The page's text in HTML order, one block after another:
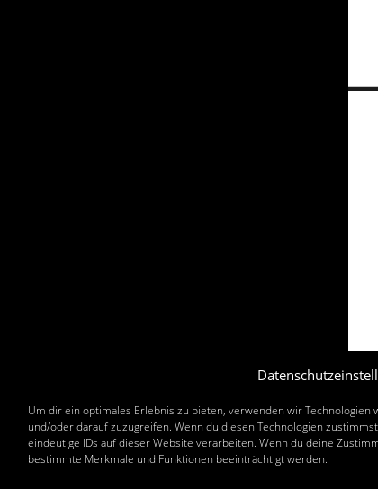
Um dir ein optimales Erlebnis zu bieten, verwenden wir
und/oder darauf zuzugreifen. Wenn du diesen Technologien
eindeutige IDs auf dieser Website verarbeiten. Wenn du deine
bestimmte Merkmale und Funktionen beeinträchtigt werden.